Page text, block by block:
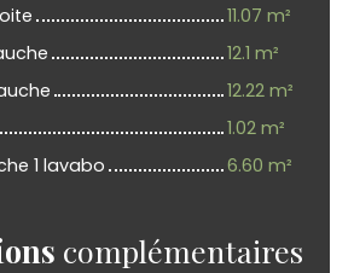
11.07 m²
12.1 m²
12.22 m²
1.02 m²
1 lavabo
6.60 m²
complémentaires